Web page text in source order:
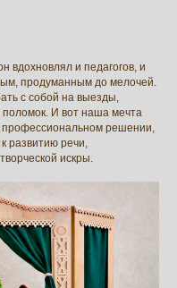
вдохновлял и педагогов, и
продуманным до мелочей.
с собой на выезды,
поломок. И вот наша мечта
решении,
развитию речи,
искры.